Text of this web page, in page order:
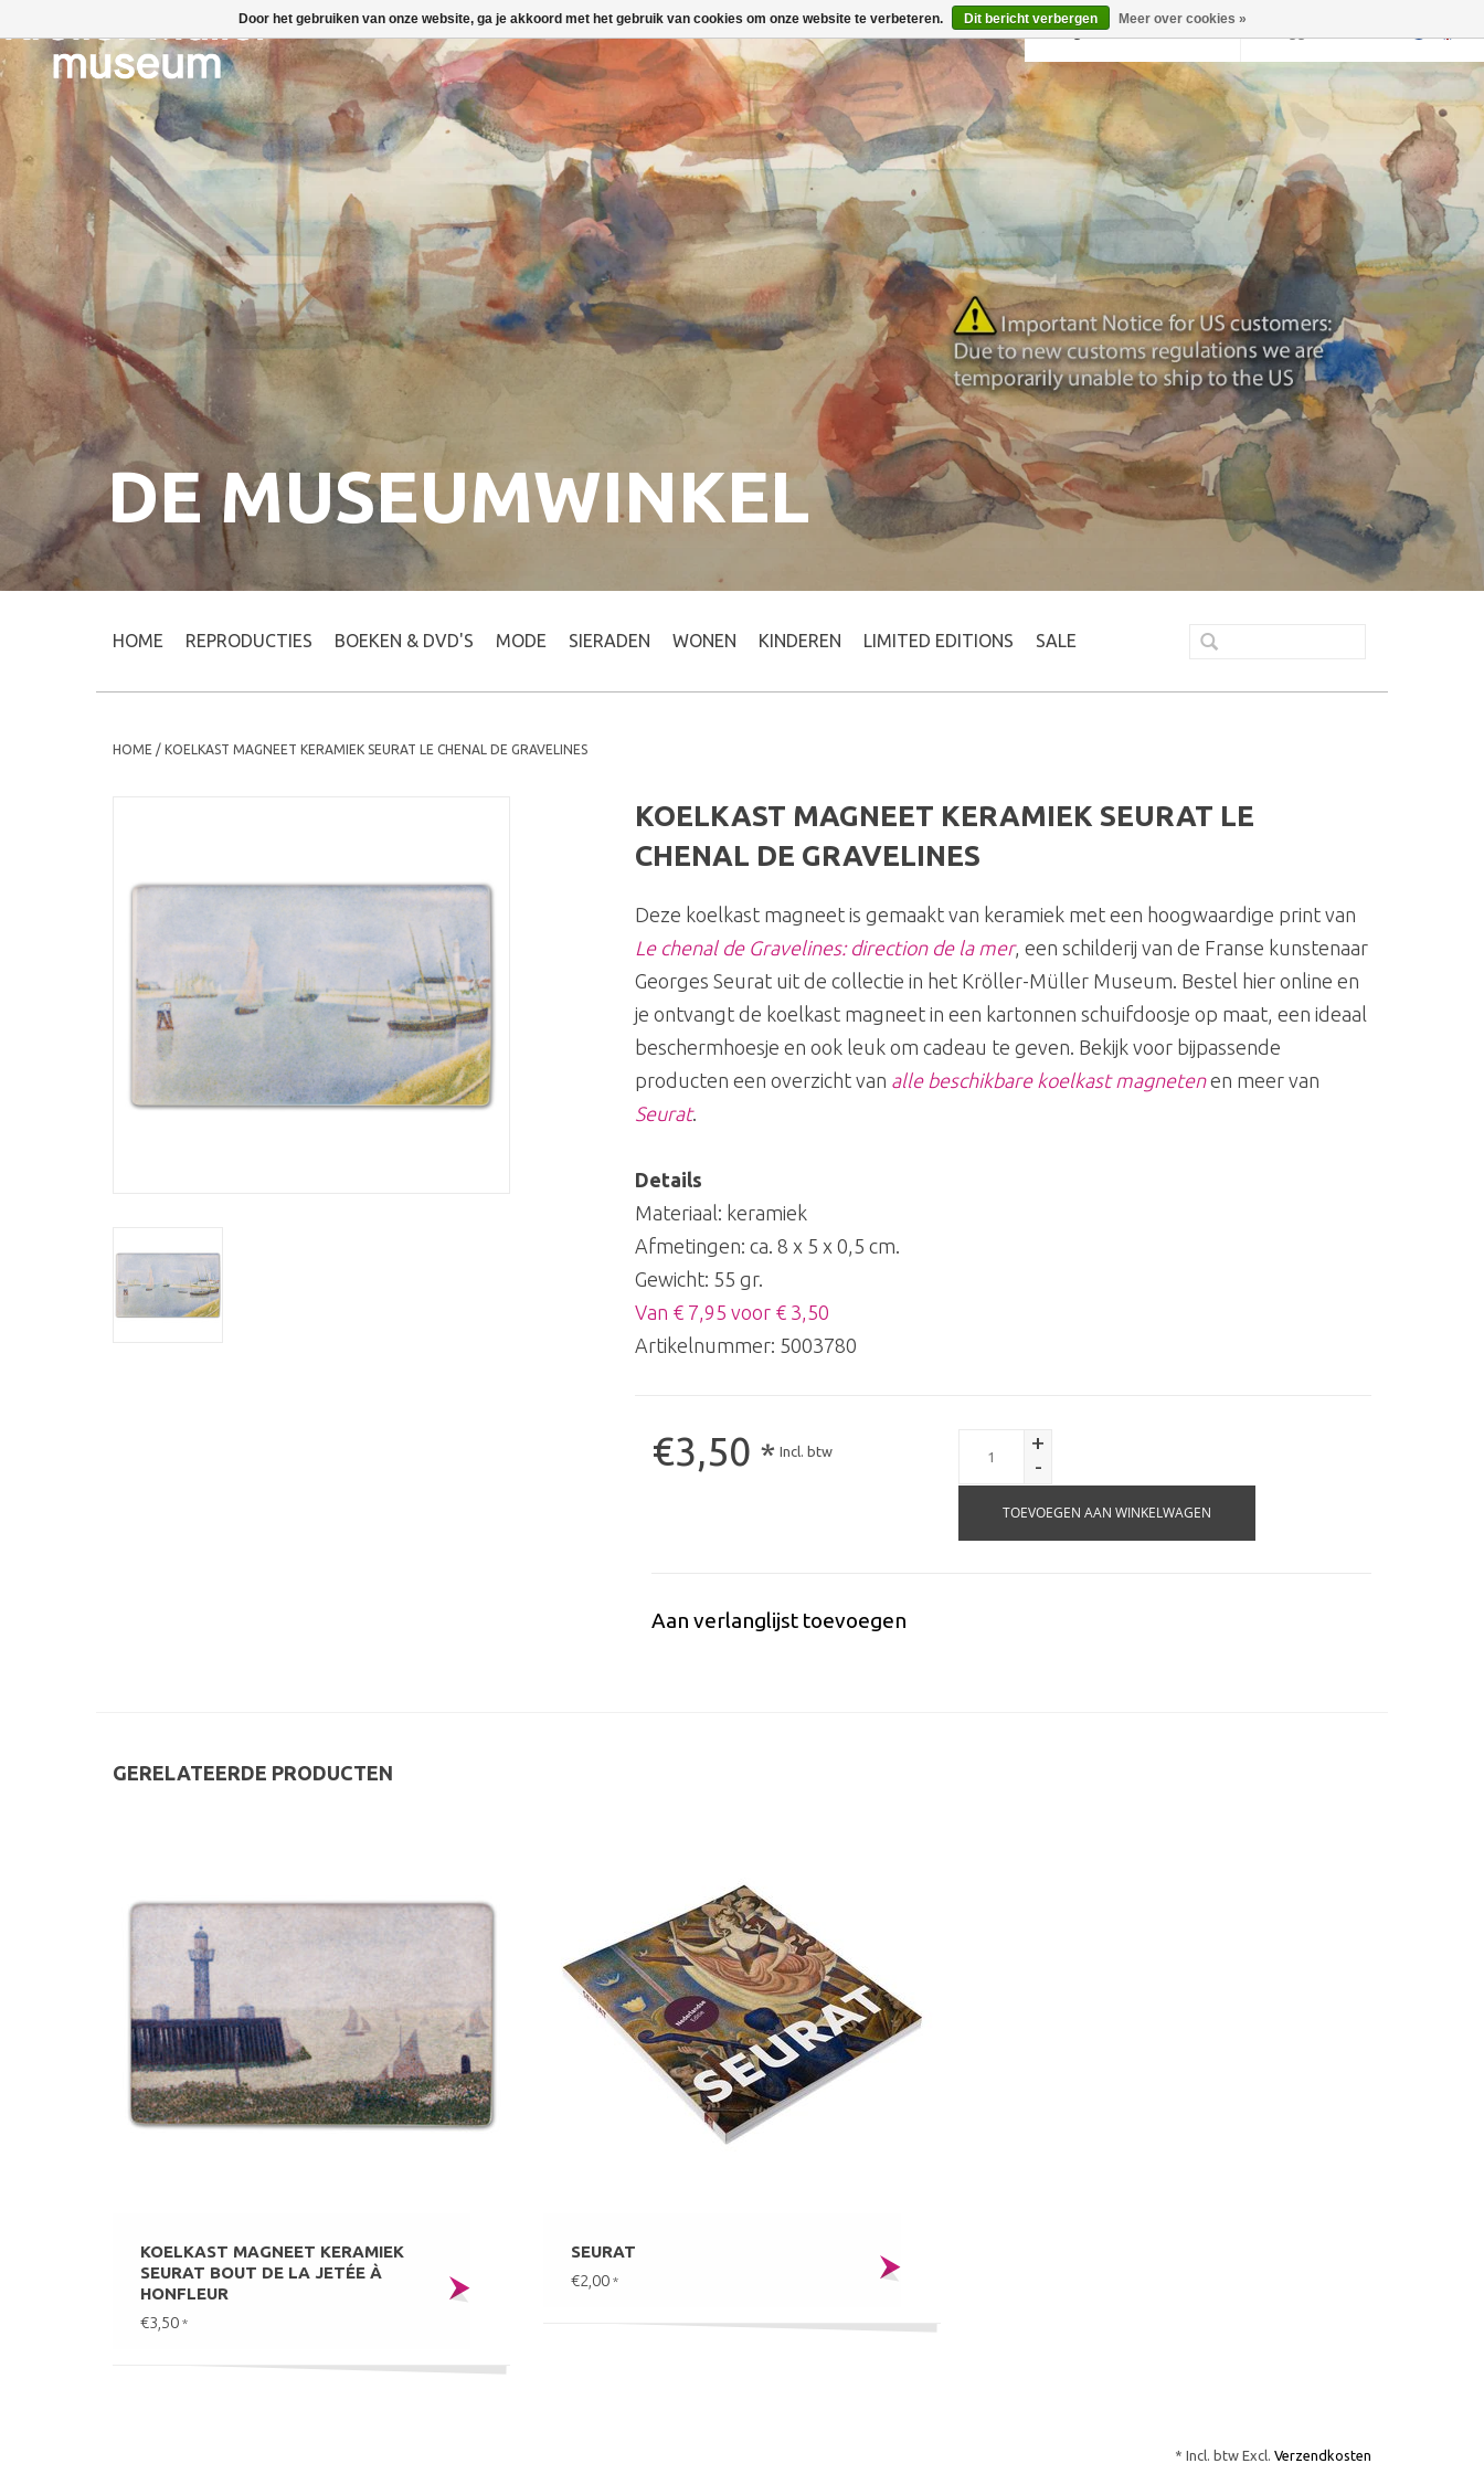
Terug naar krollermuller.nl
DE MUSEUMWINKEL
HOME REPRODUCTIES BOEKEN & DVD'S MODE SIERADEN WONEN KINDEREN LIMITED EDITIONS SALE
HOME / KOELKAST MAGNEET KERAMIEK SEURAT LE CHENAL DE GRAVELINES
KOELKAST MAGNEET KERAMIEK SEURAT LE
CHENAL DE GRAVELINES
Deze koelkast magneet is gemaakt van keramiek met een hoogwaardige print van
Le chenal de Gravelines: direction de la mer, een schilderij van de Franse kunstenaar
Georges Seurat uit de collectie in het Kröller-Müller Museum. Bestel hier online en
je ontvangt de koelkast magneet in een kartonnen schuifdoosje op maat, een ideaal
beschermhoesje en ook leuk om cadeau te geven. Bekijk voor bijpassende
producten een overzicht van alle beschikbare koelkast magnetenen meer van
Seurat.
Details
Materiaal: keramiek
Afmetingen: ca. 8 x 5 x 0,5 cm.
Gewicht: 55 gr.
Van € 7,95 voor € 3,50
Artikelnummer: 5003780
€3,50 * Incl. btw
+
-
TOEVOEGEN AAN WINKELWAGEN
Aan verlanglijst toevoegen
GERELATEERDE PRODUCTEN
KOELKAST MAGNEET KERAMIEK
SEURAT BOUT DE LA JETÉE À
HONFLEUR
€3,50 *
SEURAT
€2,00 *
* Incl. btw Excl. Verzendkosten
Door het gebruiken van onze website, ga je akkoord met het gebruik van cookies om onze website te verbeteren. Dit bericht verbergen Meer over cookies »